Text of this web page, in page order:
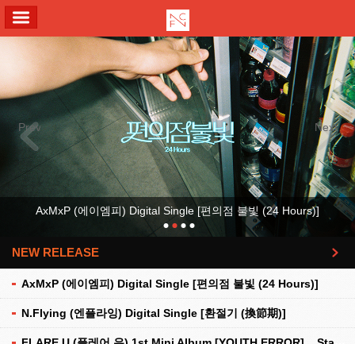
Previous Next
AxMxP (에이엠피) Digital Single [편의점 불빛 (24 Hours)]
NEW RELEASE
AxMxP (에이엠피) Digital Single [편의점 불빛 (24 Hours)]
N.Flying (엔플라잉) Digital Single [환절기 (換節期)]
더보기